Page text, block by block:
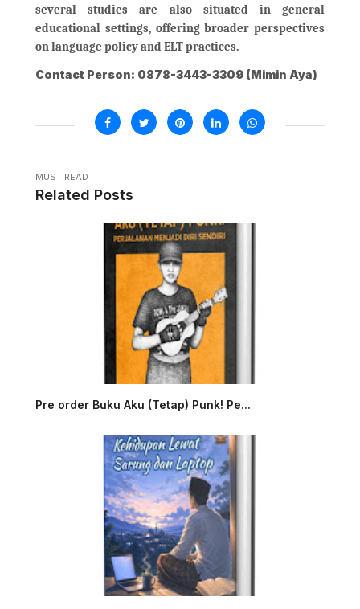
several studies are also situated in general
educational settings, offering broader perspectives
on language policy and ELT practices.
Contact Person: 0878-3443-3309 (Mimin Aya)
MUST READ
Related Posts
Pre order Buku Aku (Tetap) Punk! Pe...